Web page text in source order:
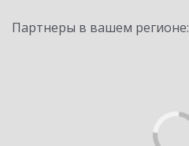
Партнеры в вашем регионе: